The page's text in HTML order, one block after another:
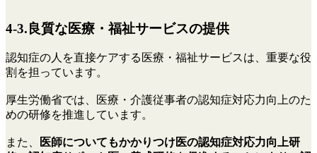
4-3.良質な医療・福祉サービスの提供
認知症の人を直接ケアする医療・福祉サービスは、重要な役
割を担っています。
厚生労働省では、医療・介護従事者の認知症対応力向上のた
めの研修を推進しています。
また、
医師についてもかかりつけ医の認知症対応力向上研